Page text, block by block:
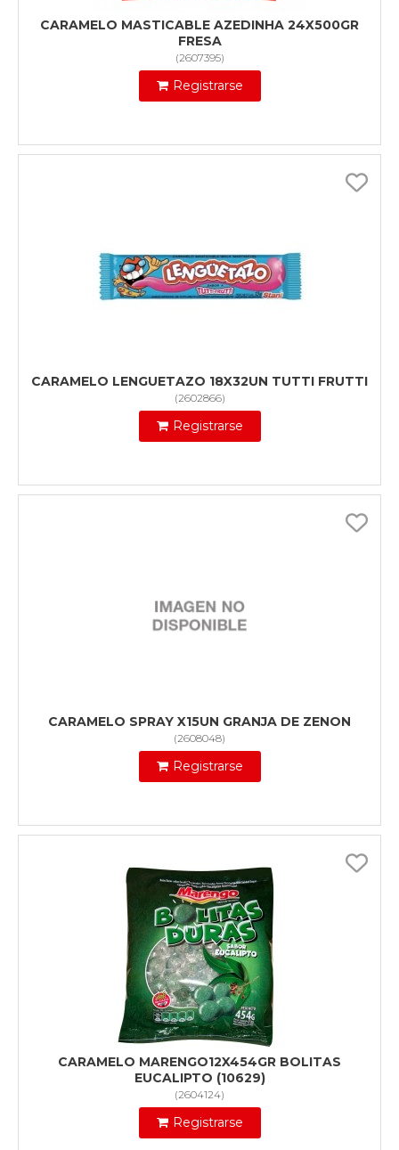
CARAMELO MASTICABLE AZEDINHA 24X500GR
FRESA
(2607395)
Registrarse
CARAMELO LENGUETAZO 18X32UN TUTTI FRUTTI
(2602866)
Registrarse
CARAMELO SPRAY X15UN GRANJA DE ZENON
(2608048)
Registrarse
CARAMELO MARENGO12X454GR BOLITAS
EUCALIPTO (10629)
(2604124)
Registrarse